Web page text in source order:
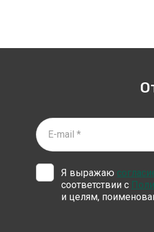
Я выражаю
соответствии с
и целям,